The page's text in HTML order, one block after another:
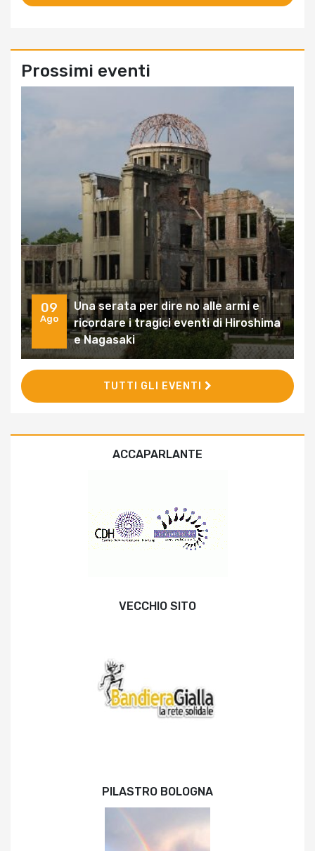
Prossimi eventi
09
Ago
Una serata per dire no alle armi e
ricordare i tragici eventi di Hiroshima
e Nagasaki
TUTTI GLI EVENTI
ACCAPARLANTE
VECCHIO SITO
PILASTRO BOLOGNA